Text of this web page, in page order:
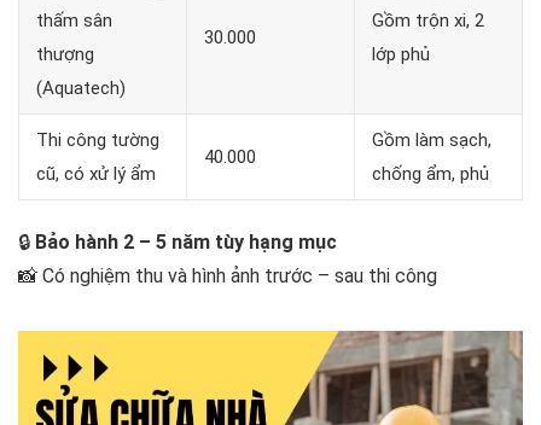
thấm sân
thượng
(Aquatech)
30.000
Gồm trộn xi, 2
lớp phủ
Thi công tường
cũ, có xử lý ẩm
40.000
Gồm làm sạch,
chống ẩm, phủ
🔒 Bảo hành 2 – 5 năm tùy hạng mục
📸 Có nghiệm thu và hình ảnh trước – sau thi công